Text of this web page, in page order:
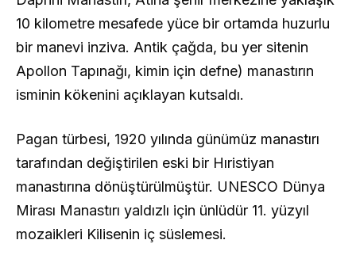
10 kilometre mesafede yüce bir ortamda huzurlu
bir manevi inziva. Antik çağda, bu yer sitenin
Apollon Tapınağı, kimin için defne) manastırın
isminin kökenini açıklayan kutsaldı.
Pagan türbesi, 1920 yılında günümüz manastırı
tarafından değiştirilen eski bir Hıristiyan
manastırına dönüştürülmüştür. UNESCO Dünya
Mirası Manastırı yaldızlı için ünlüdür 11. yüzyıl
mozaikleri Kilisenin iç süslemesi.